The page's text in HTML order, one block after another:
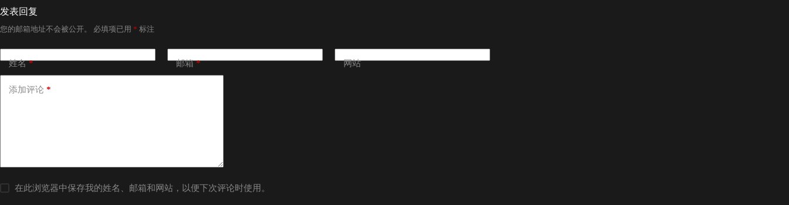
发表回复
您的邮箱地址不会被公开。 必填项已用 * 标注
姓名* 邮箱* 网站
添加评论 *
在此浏览器中保存我的姓名、邮箱和网站，以便下次评论时使用。